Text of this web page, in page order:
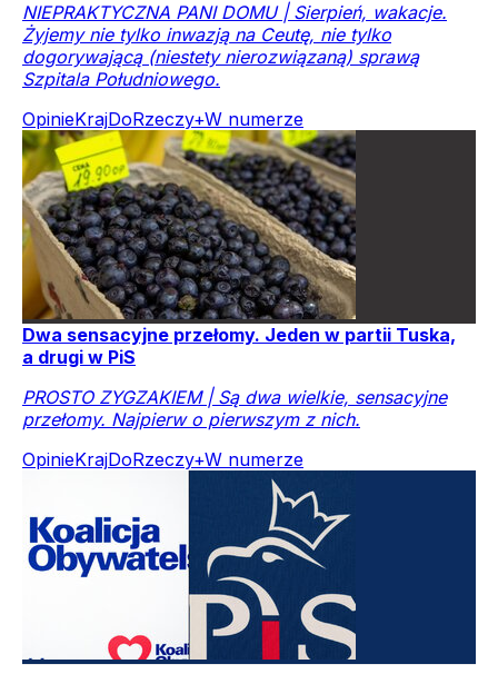
NIEPRAKTYCZNA PANI DOMU | Sierpień, wakacje.
Żyjemy nie tylko inwazją na Ceutę, nie tylko
dogorywającą (niestety nierozwiązaną) sprawą
Szpitala Południowego.
OpinieKrajDoRzeczy+W numerze
Dwa sensacyjne przełomy. Jeden w partii Tuska,
a drugi w PiS
PROSTO ZYGZAKIEM | Są dwa wielkie, sensacyjne
przełomy. Najpierw o pierwszym z nich.
OpinieKrajDoRzeczy+W numerze